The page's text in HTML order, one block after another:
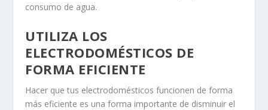
consumo de agua.
UTILIZA LOS
ELECTRODOMÉSTICOS DE
FORMA EFICIENTE
Hacer que tus electrodomésticos funcionen de forma
más eficiente es una forma importante de disminuir el